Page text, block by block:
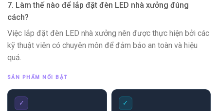
7. Làm thế nào để lắp đặt đèn LED nhà xưởng đúng
cách?
Việc lắp đặt đèn LED nhà xưởng nên được thực hiện bởi các
kỹ thuật viên có chuyên môn để đảm bảo an toàn và hiệu
quả.
SẢN PHẨM NỔI BẬT
✓ ✓